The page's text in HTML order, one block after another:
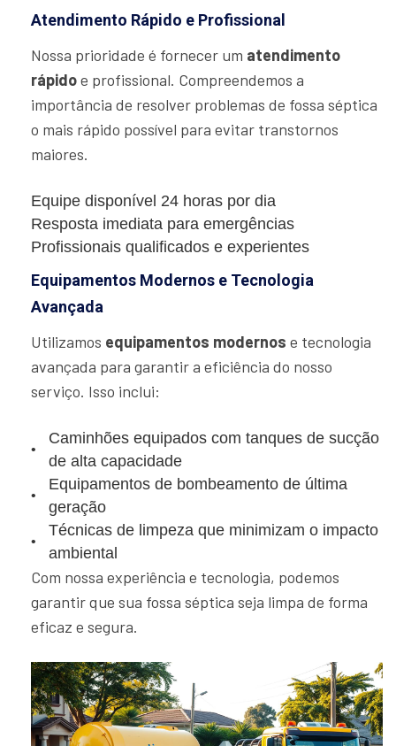
Atendimento Rápido e Profissional
Nossa prioridade é fornecer um atendimento
rápidoe profissional. Compreendemos a
importância de resolver problemas de fossa séptica
o mais rápido possível para evitar transtornos
maiores.
Equipe disponível 24 horas por dia
Resposta imediata para emergências
Profissionais qualificados e experientes
Equipamentos Modernos e Tecnologia
Avançada
Utilizamos equipamentos modernos e tecnologia
avançada para garantir a eficiência do nosso
serviço. Isso inclui:
Caminhões equipados com tanques de sucção
de alta capacidade
Equipamentos de bombeamento de última
geração
Técnicas de limpeza que minimizam o impacto
ambiental
Com nossa experiência e tecnologia, podemos
garantir que sua fossa séptica seja limpa de forma
eficaz e segura.